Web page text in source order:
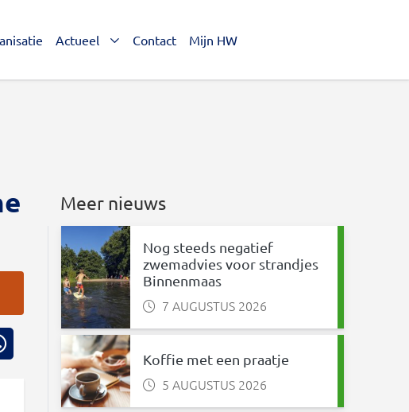
Actueel Contact Mijn HW
via LinkedIn
Deel via WhatsApp
Meer nieuws
Nog steeds negatief
zwemadvies voor strandjes
Binnenmaas
7 AUGUSTUS 2026
Koffie met een praatje
5 AUGUSTUS 2026